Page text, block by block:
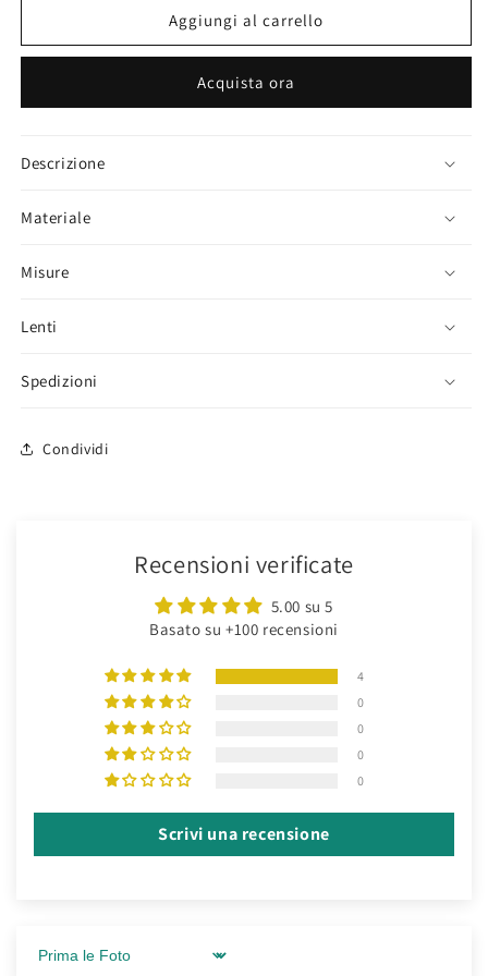
-
Chicago
-
Aggiungi al carrello
Acquista ora
Descrizione
Materiale
Misure
Lenti
Spedizioni
Condividi
Recensioni verificate
5.00 su 5
Basato su +100 recensioni
4
0
0
0
0
Scrivi una recensione
Sort by